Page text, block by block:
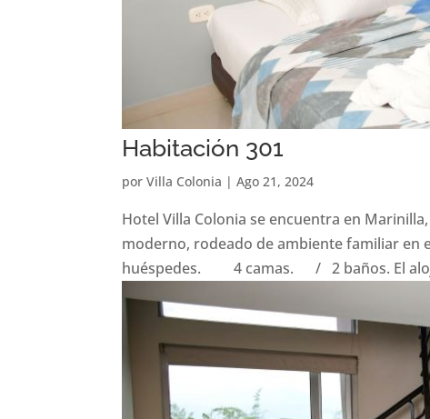
Habitación 301
porVilla Colonia |Ago 21, 2024
Hotel Villa Colonia se encuentra en
moderno, rodeado de ambiente familiar
huéspedes. 4 camas. / 2 baños. El